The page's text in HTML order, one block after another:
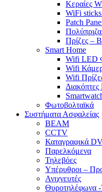
Κεραίες
WiFi sticks
Patch
Πρίζες –
Smart Home
Wifi LED
Wifi
Wifi
Διακόπτες
Φωτοβολταϊκά
Συστήματα Ασφαλείας
BEAM
CCTV
Καταγραφικά
Παρελκόμενα
Τηλεβόες
Υπέρυθροι –
Ανιχνευτές
Θυροτηλέφωνα -